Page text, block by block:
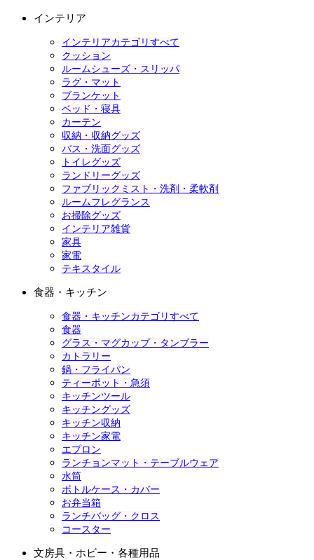
インテリア
インテリアカテゴリすべて
クッション
ルームシューズ・スリッパ
ラグ・マット
ブランケット
ベッド・寝具
カーテン
収納・収納グッズ
バス・洗面グッズ
トイレグッズ
ランドリーグッズ
ファブリックミスト・洗剤・柔軟剤
ルームフレグランス
お掃除グッズ
インテリア雑貨
家具
家電
テキスタイル
食器・キッチン
食器・キッチンカテゴリすべて
食器
グラス・マグカップ・タンブラー
カトラリー
鍋・フライパン
ティーポット・急須
キッチンツール
キッチングッズ
キッチン収納
キッチン家電
エプロン
ランチョンマット・テーブルウェア
水筒
ボトルケース・カバー
お弁当箱
ランチバッグ・クロス
コースター
文房具・ホビー・各種用品